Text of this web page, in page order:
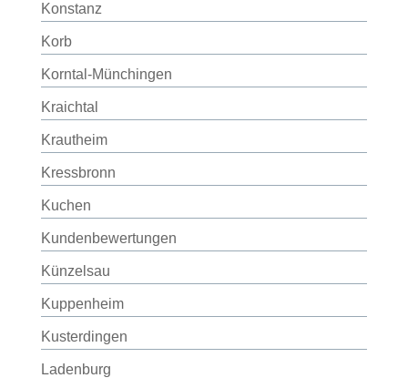
Konstanz
Korb
Korntal-Münchingen
Kraichtal
Krautheim
Kressbronn
Kuchen
Kundenbewertungen
Künzelsau
Kuppenheim
Kusterdingen
Ladenburg